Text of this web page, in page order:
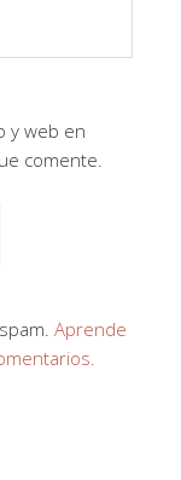
y web en
comente.
Aprende